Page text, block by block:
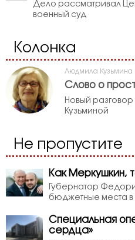
Дело рассматривал
военный суд
Колонка
Людмила Кузьмина
Слово о
Новый
Кузьминой
Не пропустите
Как Меркушкин,
Губернатор
бюджетные места в
Специальная
сердца»